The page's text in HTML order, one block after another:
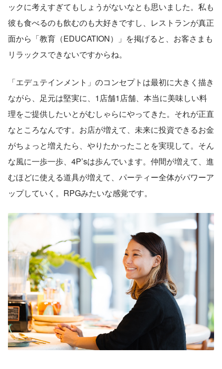
ックに考えすぎてもしょうがないなとも思いました。私も
彼も食べるのも飲むのも大好きですし、レストランが真正
面から「教育（EDUCATION）」を掲げると、お客さまも
リラックスできないですからね。
「エデュテインメント」のコンセプトは最初に大きく描き
ながら、足元は堅実に、1店舗1店舗、本当に美味しい料
理をご提供したいとがむしゃらにやってきた。それが正直
なところなんです。お店が増えて、未来に投資できるお金
がちょっと増えたら、やりたかったことを実現して。そん
な風に一歩一歩、4P’sは歩んでいます。仲間が増えて、進
むほどに使える道具が増えて、パーティー全体がパワーア
ップしていく。RPGみたいな感覚です。